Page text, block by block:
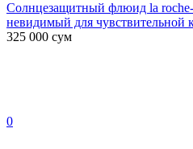
Солнцезащитный флюид la roche-
невидимый для чувствительной
325 000 сум
0